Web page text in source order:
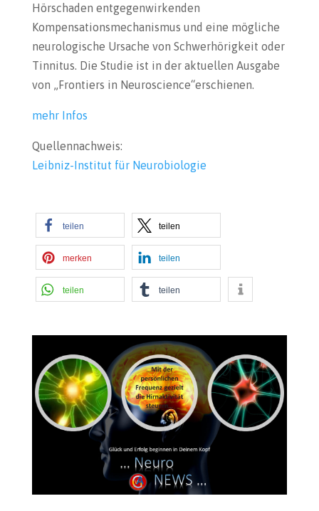
Hörschaden entgegenwirkenden
Kompensationsmechanismus und eine mögliche
neurologische Ursache von Schwerhörigkeit oder
Tinnitus. Die Studie ist in der aktuellen Ausgabe
von „Frontiers in Neuroscience“erschienen.
mehr Infos
Quellennachweis:
Leibniz-Institut für Neurobiologie
teilen teilen
merken teilen
teilen teilen